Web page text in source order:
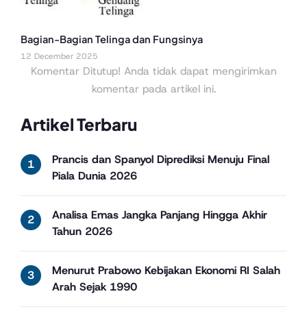
Artikel Terbaru
Prancis dan Spanyol Diprediksi Menuju Final
Piala Dunia 2026
Analisa Emas Jangka Panjang Hingga Akhir
Tahun 2026
Menurut Prabowo Kebijakan Ekonomi RI Salah
Arah Sejak 1990
Bagian-Bagian Telinga dan Fungsinya
12 December 2025
Komentar Ditutup! Anda tidak dapat mengirimkan
komentar pada artikel ini.